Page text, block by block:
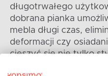
długotrwałego
dobrana pianka
mebla długi czas,
deformacji czy
cieszyć się nie tylko
także komfortem